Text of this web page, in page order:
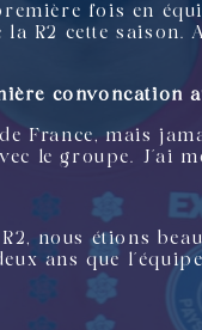
fois en
R2 cette
convoncation
France, mais
le groupe. J’ai
nous étions
ans que